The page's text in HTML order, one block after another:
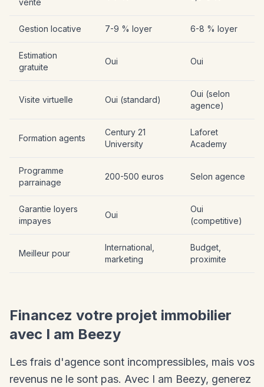
vente
Gestion locative 7-9 % loyer 6-8 % loyer
Estimation
gratuite
Oui Oui
Visite virtuelle Oui (standard)
Oui (selon
agence)
Formation agents
Century 21
University
Laforet
Academy
Programme
parrainage
200-500 euros Selon agence
Garantie loyers
impayes
Oui
Oui
(competitive)
Meilleur pour
International,
marketing
Budget,
proximite
Financez votre projet immobilier
avec I am Beezy
Les frais d'agence sont incompressibles, mais vos
revenus ne le sont pas. Avec I am Beezy, generez